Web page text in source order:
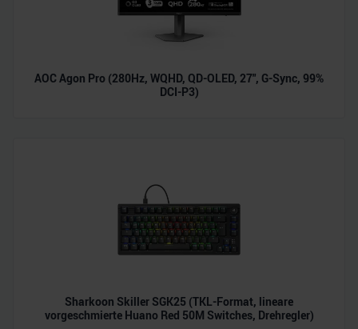
AOC Agon Pro (280Hz, WQHD, QD-OLED, 27", G-Sync, 99%
DCI-P3)
Sharkoon Skiller SGK25 (TKL-Format, lineare
vorgeschmierte Huano Red 50M Switches, Drehregler)